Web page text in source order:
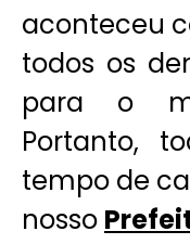
aconteceu
todos os
para o
Portanto,
tempo de
nosso